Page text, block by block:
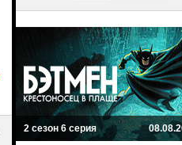
2 сезон 6 серия